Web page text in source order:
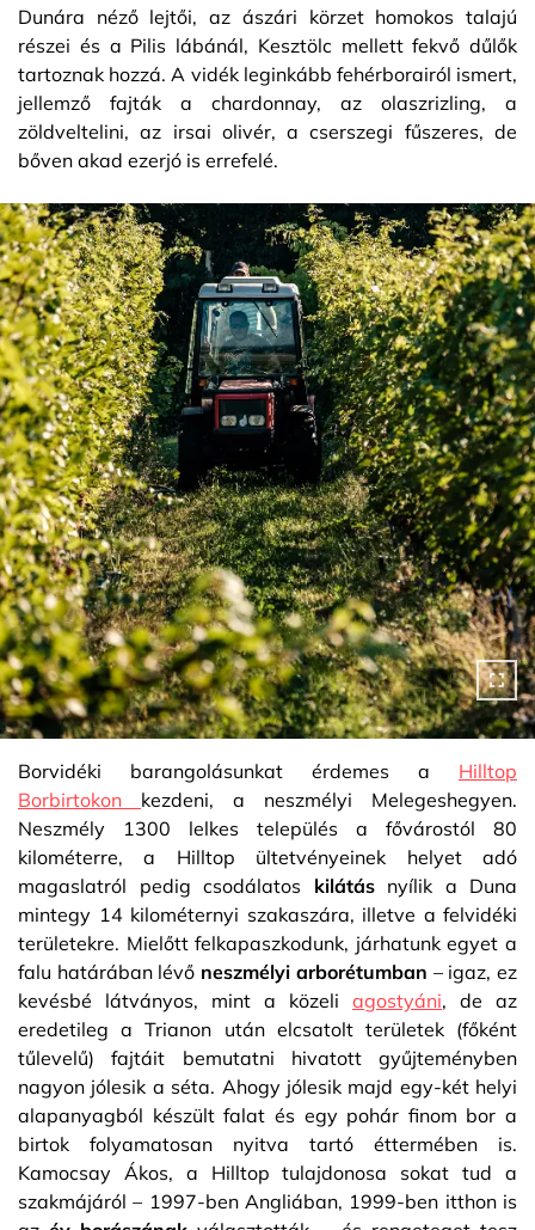
Dunára néző lejtői, az ászári körzet homokos talajú
részei és a Pilis lábánál, Kesztölc mellett fekvő dűlők
tartoznak hozzá. A vidék leginkább fehérborairól ismert,
jellemző fajták a chardonnay, az olaszrizling, a
zöldveltelini, az irsai olivér, a cserszegi fűszeres, de
bőven akad ezerjó is errefelé.
Borvidéki barangolásunkat érdemes a Hilltop
Borbirtokon kezdeni, a neszmélyi Melegeshegyen.
Neszmély 1300 lelkes település a fővárostól 80
kilométerre, a Hilltop ültetvényeinek helyet adó
magaslatról pedig csodálatos kilátásnyílik a Duna
mintegy 14 kilométernyi szakaszára, illetve a felvidéki
területekre. Mielőtt felkapaszkodunk, járhatunk egyet a
falu határában lévő neszmélyi arborétumban – igaz, ez
kevésbé látványos, mint a közeli agostyáni, de az
eredetileg a Trianon után elcsatolt területek (főként
tűlevelű) fajtáit bemutatni hivatott gyűjteményben
nagyon jólesik a séta. Ahogy jólesik majd egy-két helyi
alapanyagból készült falat és egy pohár finom bor a
birtok folyamatosan nyitva tartó éttermében is.
Kamocsay Ákos, a Hilltop tulajdonosa sokat tud a
szakmájáról – 1997-ben Angliában, 1999-ben itthon is